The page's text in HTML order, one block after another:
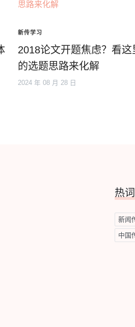
新传学习
2018论文开题焦虑？看这
的选题思路来化解
2024 年 08 月 28 日
热词
新闻
中国